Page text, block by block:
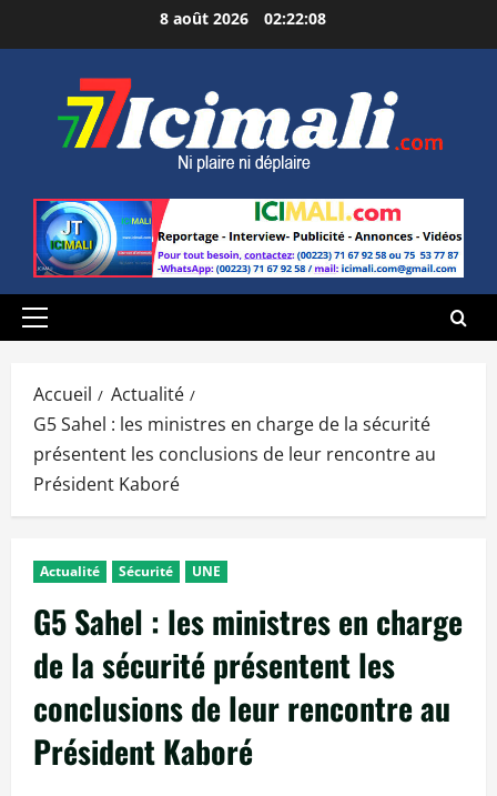
au
8 août 2026 02:22:09
Menu
Accueil
Actualité
G5 Sahel : les ministres en charge de la sécurité
présentent les conclusions de leur rencontre au
Président Kaboré
Actualité Sécurité UNE
G5 Sahel : les ministres en charge
de la sécurité présentent les
conclusions de leur rencontre au
Président Kaboré